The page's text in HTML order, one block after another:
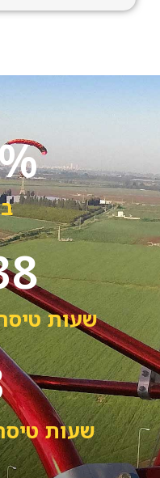
שעות
שעות